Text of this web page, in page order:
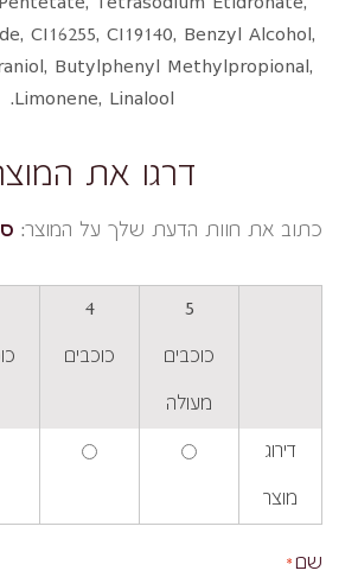
CI16255, CI19140, Benzyl Alcohol,
Butylphenyl Methylpropional,
Limonene, Linalool.
דרגו את
כתוב את חוות הדעת שלך על המוצר:
5
כוכבים
מעולה
4
כוכבים
דירוג
מוצר
שם